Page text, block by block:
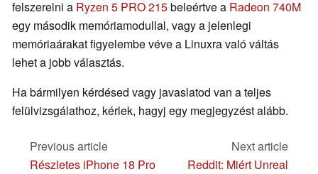
felszerelni a Ryzen 5 PRO 215beleértve a Radeon 740M
egy második memóriamodullal, vagy a jelenlegi
memóriaárakat figyelembe véve a Linuxra való váltás
lehet a jobb választás.
Ha bármilyen kérdésed vagy javaslatod van a teljes
felülvizsgálathoz, kérlek, hagyj egy megjegyzést alább.
Previous article
Részletes iPhone 18 Pro
Next article
Reddit: Miért Unreal